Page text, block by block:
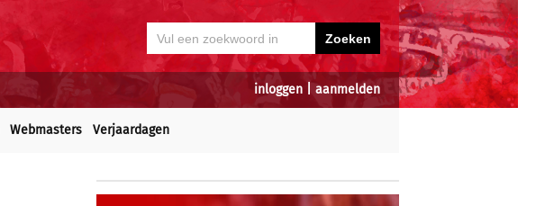
inloggen aanmelden
Webmasters Verjaardagen